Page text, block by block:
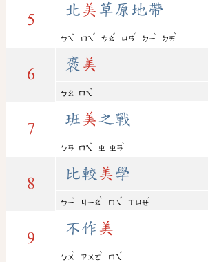
5
北 美 草原地帶
ㄅㄟ
ˇ
ㄇㄟ
ˇ
ㄘㄠ
ˇ
ㄩㄢ
ˊ
ㄉㄧ
ˋ
ㄉㄞ
ˋ
6
褒 美
ㄅㄠ ㄇㄟ
ˇ
7
班 美之戰
ㄅㄢ ㄇㄟ
ˇ
ㄓ ㄓㄢ
ˋ
8
比較 美學
ㄅㄧ
ˇ
ㄐㄧㄠ
ˋ
ㄇㄟ
ˇ
ㄒㄩㄝ
ˊ
9
不作 美
ㄅㄨ
ˋ
ㄗㄨㄛ
ˋ
ㄇㄟ
ˇ